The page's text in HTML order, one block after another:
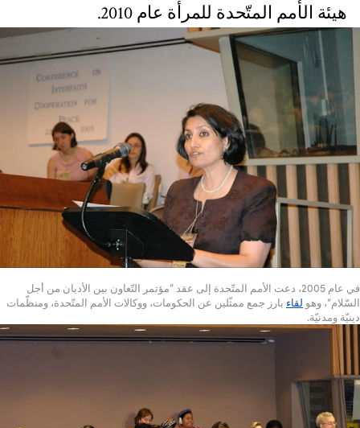
هيئة الأمم المتّحدة للمرأة عام 2010.
في عام 2005، دعت الأمم المتّحدة إلى عقد ”مؤتمر التّعاون بين الأديان من أجل
السّلام“، وهو لقاء بارز جمع ممثّلين عن الحكومات، ووكالات الأمم المتّحدة، ومنظّمات
دينيّة ومدنيّة.